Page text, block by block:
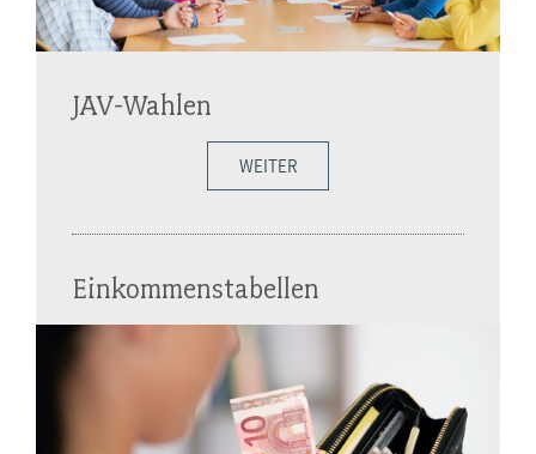
JAV-Wahlen
WEITER
Einkommenstabellen